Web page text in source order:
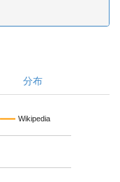
分布
Wikipedia